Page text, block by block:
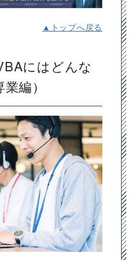
▲トップへ戻る
にはどんな
編）